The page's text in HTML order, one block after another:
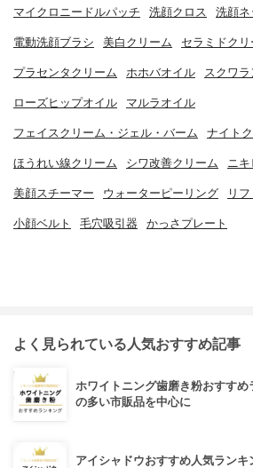
マイクロニードルパッチ 洗顔クロス 洗顔ネ
電動洗顔ブラシ 美白クリーム セラミドクリ
プラセンタクリーム ホホバオイル スクワ
ローズヒップオイル マルラオイル
フェイスクリーム・ジェル・バーム ナイト
ほうれい線クリーム シワ改善クリーム ニ
美顔スチーマー ウォーターピーリング リ
小顔ベルト 毛穴吸引器 かっさプレート
よく見られている人気おすすめ記事
ホワイトニング歯磨き粉おすすめ
の多い市販品を中心に
アイシャドウおすすめ人気ラン